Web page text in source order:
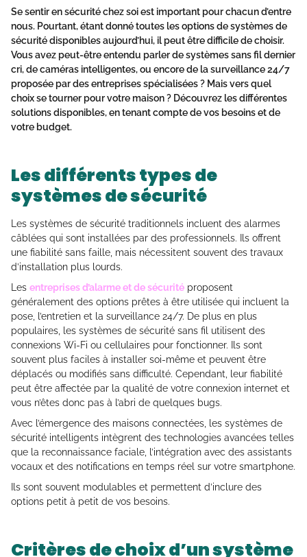
Se sentir en sécurité chez soi est important pour chacun d’entre
nous. Pourtant, étant donné toutes les options de systèmes de
sécurité disponibles aujourd’hui, il peut être difficile de choisir.
Vous avez peut-être entendu parler de systèmes sans fil dernier
cri, de caméras intelligentes, ou encore de la surveillance 24/7
proposée par des entreprises spécialisées ? Mais vers quel
choix se tourner pour votre maison ? Découvrez les différentes
solutions disponibles, en tenant compte de vos besoins et de
votre budget.
Les différents types de
systèmes de sécurité
Les systèmes de sécurité traditionnels incluent des alarmes
câblées qui sont installées par des professionnels. Ils offrent
une fiabilité sans faille, mais nécessitent souvent des travaux
d’installation plus lourds.
Les entreprises d’alarme et de sécurité proposent
généralement des options prêtes à être utilisée qui incluent la
pose, l’entretien et la surveillance 24/7. De plus en plus
populaires, les systèmes de sécurité sans fil utilisent des
connexions Wi-Fi ou cellulaires pour fonctionner. Ils sont
souvent plus faciles à installer soi-même et peuvent être
déplacés ou modifiés sans difficulté. Cependant, leur fiabilité
peut être affectée par la qualité de votre connexion internet et
vous n’êtes donc pas à l’abri de quelques bugs.
Avec l’émergence des maisons connectées, les systèmes de
sécurité intelligents intègrent des technologies avancées telles
que la reconnaissance faciale, l’intégration avec des assistants
vocaux et des notifications en temps réel sur votre smartphone.
Ils sont souvent modulables et permettent d’inclure des
options petit à petit de vos besoins.
Critères de choix d’un système